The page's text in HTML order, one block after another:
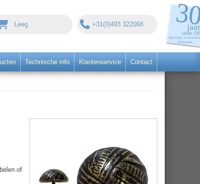
Leeg +31(0)493 322068
Technische info Klantenservice Contact
of